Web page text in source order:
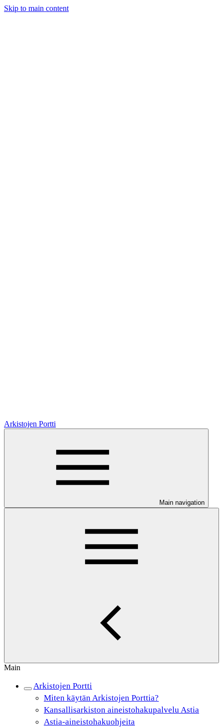
Skip to main content
Arkistojen Portti
Main navigation
Main
Arkistojen Portti
Miten käytän Arkistojen Porttia?
Kansallisarkiston aineistohakupalvelu Astia
Astia-aineistohakuohjeita